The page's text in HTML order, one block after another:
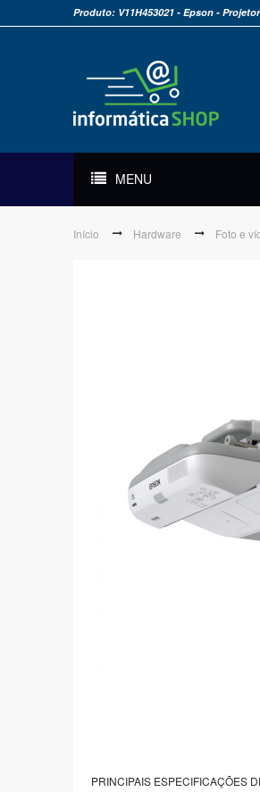
Produto: V11H453021 - Epson -
MENU
Início Hardware Foto e
PRINCIPAIS ESPECIFICAÇÕES